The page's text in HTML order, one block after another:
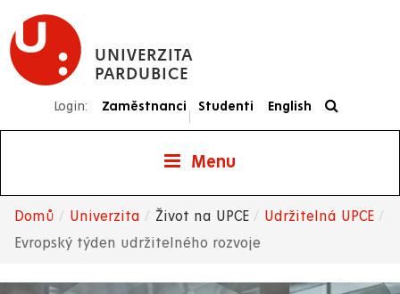
Přejít
hlavnímu
UNIVERZITA
PARDUBICE
Login: Zaměstnanci
|
Studenti English
Menu
Drobečková
navigace
Domů Univerzita Život na UPCE
Udržitelná UPCE
Evropský týden udržitelného rozvoje